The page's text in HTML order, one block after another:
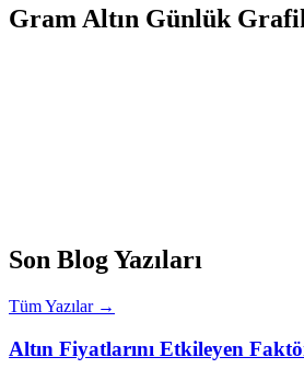
Gram Altın Günlük
Son Blog Yazıları
Tüm Yazılar →
Altın Fiyatlarını Etkileyen